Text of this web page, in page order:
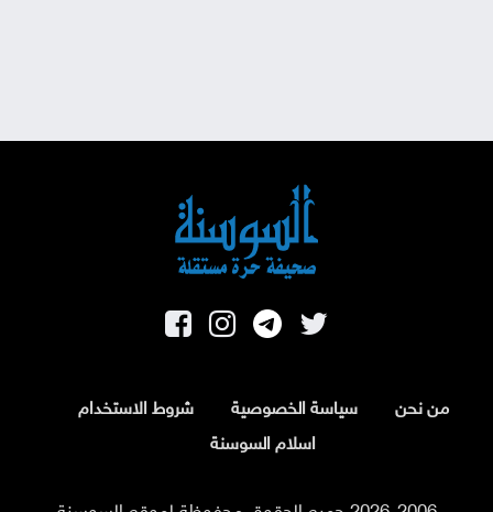
من نحن سياسة الخصوصية
شروط الاستخدام
اسلام السوسنة